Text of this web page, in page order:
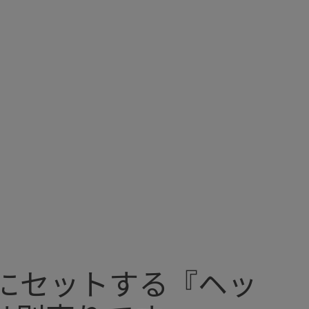
セットする『ヘッ